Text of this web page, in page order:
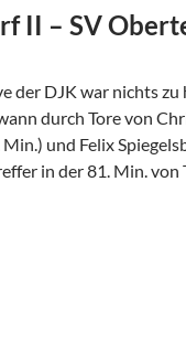
II – SV
der DJK war nichts zu
durch Tore von
und Felix
in der 81. Min. von